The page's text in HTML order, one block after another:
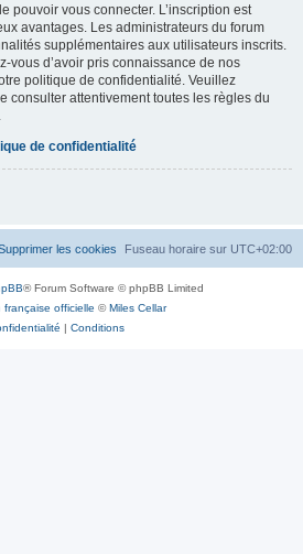
pouvoir vous connecter. L’inscription est
avantages. Les administrateurs du forum
supplémentaires aux utilisateurs inscrits.
vous d’avoir pris connaissance de nos
politique de confidentialité. Veuillez
consulter attentivement toutes les règles du
de confidentialité
Fuseau horaire sur UTC+02:00
les cookies
® Forum Software © phpBB Limited
française officielle ©Miles Cellar
| Conditions